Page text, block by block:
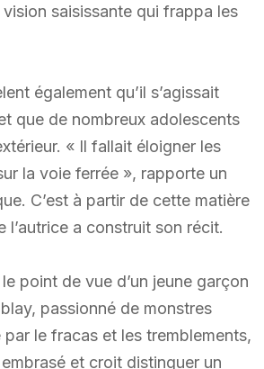
saisissante qui frappa les
également qu’il s’agissait
que de nombreux adolescents
« Il fallait éloigner les
la voie ferrée », rapporte un
C’est à partir de cette matière
l’autrice a construit son récit.
point de vue d’un jeune garçon
passionné de monstres
par le fracas et les tremblements,
et croit distinguer un